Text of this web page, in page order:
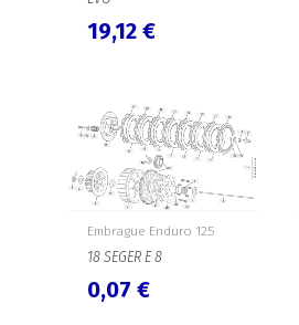
19,12 €
Embrague Enduro 125
18 SEGER E 8
0,07 €